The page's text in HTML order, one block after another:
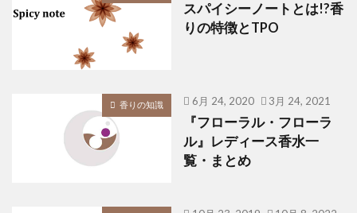
スパイシーノートとは!?香
りの特徴とTPO
香りの知識 6月 24, 2020 3月 24, 2021
『フローラル・フローラ
ル』レディース香水一
覧・まとめ